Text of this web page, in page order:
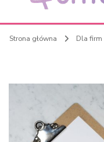
Strona główna Dla firm